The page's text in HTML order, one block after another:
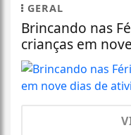
GERAL
Brincando nas
crianças em